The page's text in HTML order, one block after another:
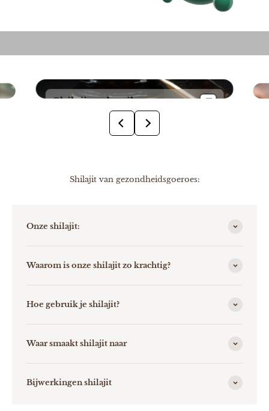
Shilajit gebruiken
Neem shilajit bij voorkeur in de ochtend
op nuchtere maag voor een
de warme kraan. Haal 1 kleine erwt
grootte shilajit uit de pot en los op in
Shilajit van gezondheidsgoeroes:
Onze shilajit:
Waarom is onze shilajit zo krachtig?
Hoe gebruik je shilajit?
Waar smaakt shilajit naar
Bijwerkingen shilajit